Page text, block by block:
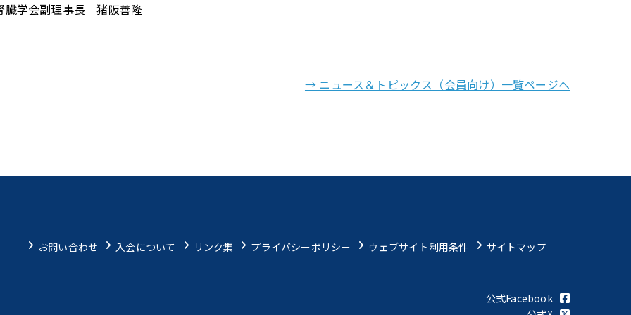
臓学会副理事長 猪阪善隆
→ ニュース＆トピックス（会員向け）一覧ページへ
お問い合わせ 入会について リンク集 プライバシーポリシー ウェブサイト利用条件 サイトマップ
公式Facebook